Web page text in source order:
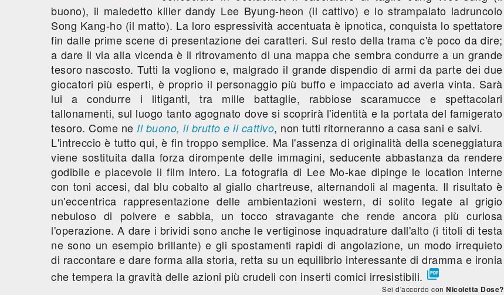
buono), il maledetto killer dandy Lee Byung-heon (il cattivo) e lo strampalato ladruncolo
Song Kang-ho (il matto). La loro espressività accentuata è ipnotica, conquista lo spettatore
fin dalle prime scene di presentazione dei caratteri. Sul resto della trama c'è poco da dire;
a dare il via alla vicenda è il ritrovamento di una mappa che sembra condurre a un grande
tesoro nascosto. Tutti la vogliono e, malgrado il grande dispendio di armi da parte dei due
giocatori più esperti, è proprio il personaggio più buffo e impacciato ad averla vinta. Sarà
lui a condurre i litiganti, tra mille battaglie, rabbiose scaramucce e spettacolari
tallonamenti, sul luogo tanto agognato dove si scoprirà l'identità e la portata del famigerato
tesoro. Come ne Il buono, il brutto e il cattivo, non tutti ritorneranno a casa sani e salvi.
L'intreccio è tutto qui, è fin troppo semplice. Ma l'assenza di originalità della sceneggiatura
viene sostituita dalla forza dirompente delle immagini, seducente abbastanza da rendere
godibile e piacevole il film intero. La fotografia di Lee Mo-kae dipinge le location interne
con toni accesi, dal blu cobalto al giallo chartreuse, alternandoli al magenta. Il risultato è
un'eccentrica rappresentazione delle ambientazioni western, di solito legate al grigio
nebuloso di polvere e sabbia, un tocco stravagante che rende ancora più curiosa
l'operazione. A dare i brividi sono anche le vertiginose inquadrature dall'alto (i titoli di testa
ne sono un esempio brillante) e gli spostamenti rapidi di angolazione, un modo irrequieto
di raccontare e dare forma alla storia, retta su un equilibrio interessante di dramma e ironia
che tempera la gravità delle azioni più crudeli con inserti comici irresistibili. 
Sei d'accordo conNicoletta Dose?